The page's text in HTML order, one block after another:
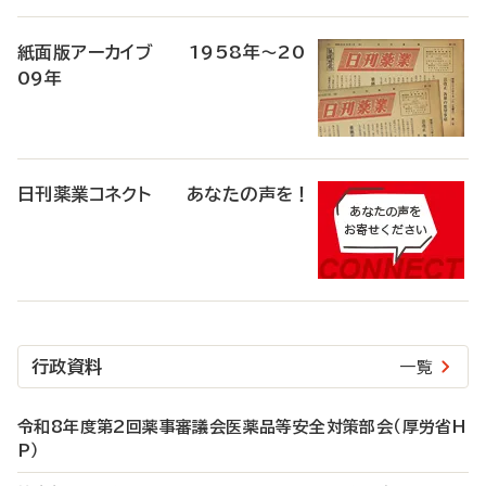
紙面版アーカイブ 1958年～20
09年
日刊薬業コネクト あなたの声を！
行政資料 一覧
令和8年度第2回薬事審議会医薬品等安全対策部会（厚労省H
P）